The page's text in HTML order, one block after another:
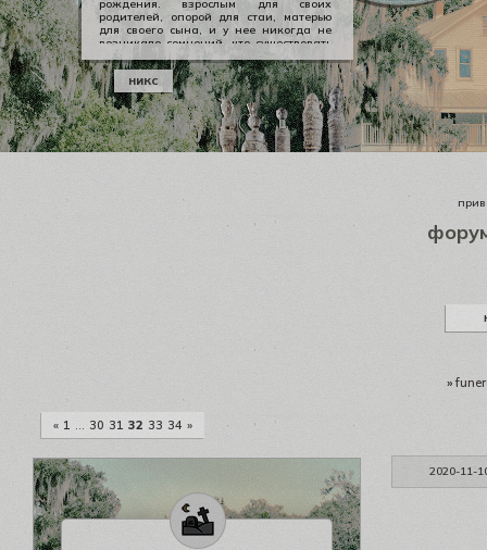
рождения. взрослым для своих
родителей, опорой для стаи, матерью
для своего сына, и у нее никогда не
возникало сомнений, что существовать
можно в принципе своем как-то иначе.
у никс опора — она сама, даже если
уже давно изломанная, совершенно
ненадежная, но помощи она просит
тогда, когда не остается уже выбора.
никс
»
« 1 … 30 31 32 33 34 »
2020-11-